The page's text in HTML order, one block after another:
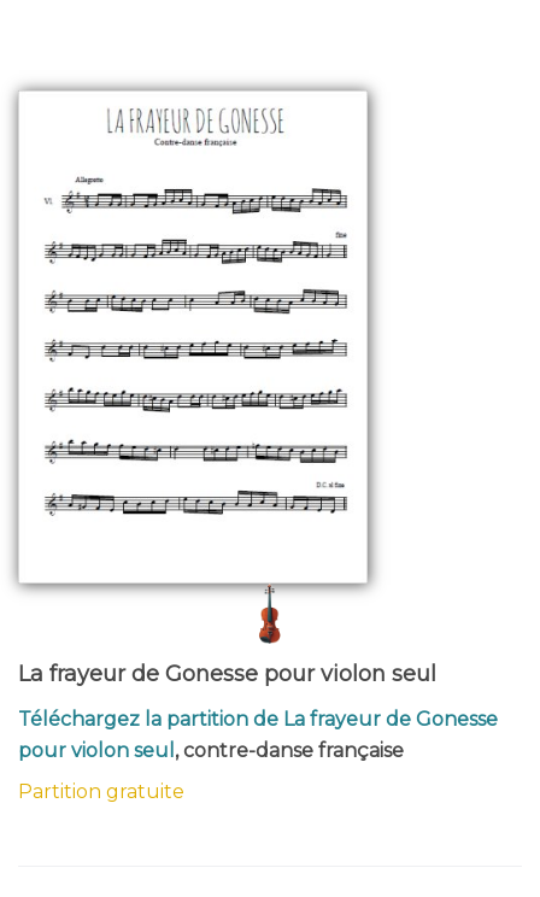
La frayeur de Gonesse pour violon seul
Téléchargez la partition de La frayeur de Gonesse
pour violon seul , contre-danse française
Partition gratuite